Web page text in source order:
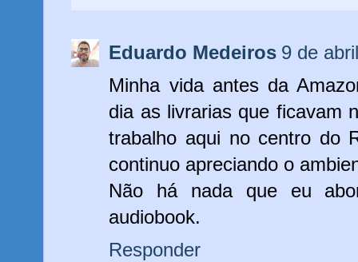
Eduardo Medeiros 9 de
Minha vida antes da
dia as livrarias que ficavam
trabalho aqui no centro do
continuo apreciando o
Não há nada que eu
audiobook.
Responder